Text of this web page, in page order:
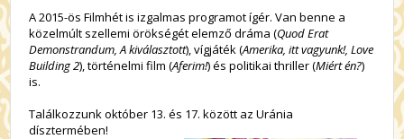
A 2015-ös Filmhét is izgalmas programot ígér. Van benne a
közelmúlt szellemi örökségét elemző dráma (Quod Erat
Demonstrandum, A kiválasztott), vígjáték (Amerika, itt vagyunk!, Love
Building 2), történelmi film (Aferim!) és politikai thriller (Miért én?)
is.
Találkozzunk október 13. és 17. között az Uránia
dísztermében!